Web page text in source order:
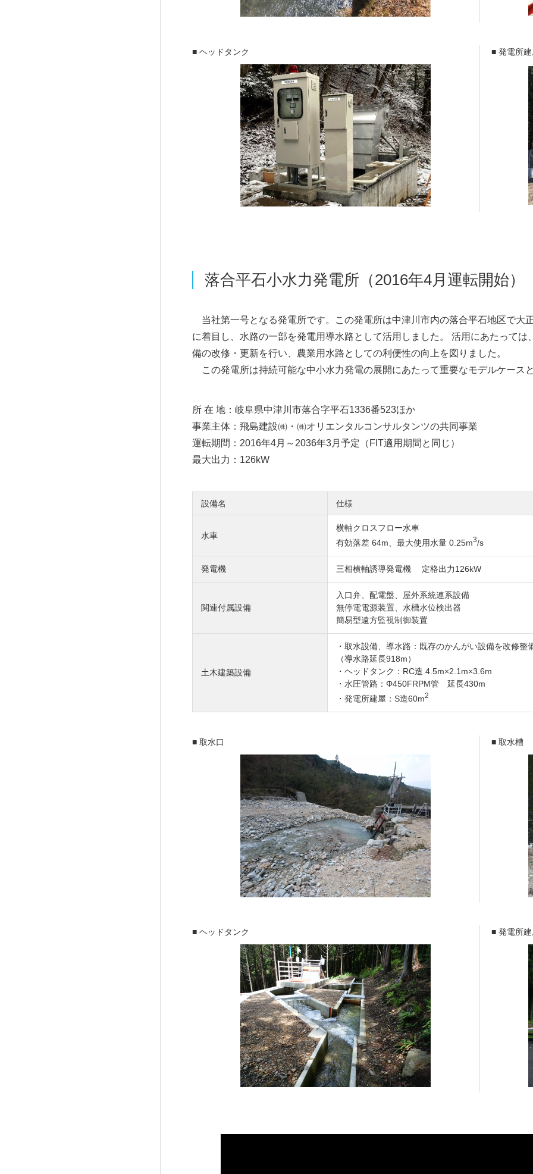
CONCIE PEOPLE
採用情報
RESULT TECHN
OLOGY
■ ヘッドタンク ■ 発電所建
落合平石小水力発電所（2016年4月運転開始）
当社第一号となる発電所です。この発電所は中津川市内の落合平石地区で大
に着目し、水路の一部を発電用導水路として活用しました。 活用にあたって
備の改修・更新を行い、農業用水路としての利便性の向上を図りました。
この発電所は持続可能な中小水力発電の展開にあたって重要なモデルケースと
所 在 地：岐阜県中津川市落合字平石1336番523ほか
事業主体：飛島建設㈱・㈱オリエンタルコンサルタンツの共同事業
運転期間：2016年4月～2036年3月予定（FIT適用期間と同じ）
最大出力：126kW
設備名 仕様
水車
横軸クロスフロー水車
有効落差 64m、最大使用水量 0.25m3/s
発電機 三相横軸誘導発電機 定格出力126kW
関連付属設備
入口弁、配電盤、屋外系統連系設備
無停電電源装置、水槽水位検出器
簡易型遠方監視制御装置
土木建築設備
・取水設備、導水路：既存のかんがい設備を改修整
（導水路延長918m）
・ヘッドタンク：RC造 4.5m×2.1m×3.6m
・水圧管路：Φ450FRPM管 延長430m
・発電所建屋：S造60m2
■ 取水口 ■ 取水槽
■ ヘッドタンク ■ 発電所建